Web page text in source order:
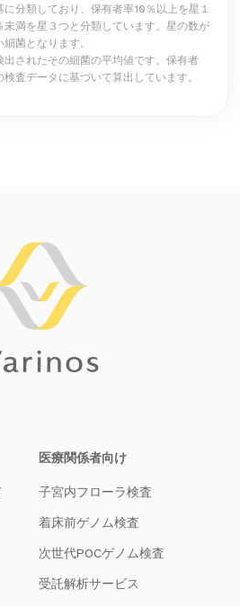
類しており、保有者率10％以上を星１
満を星３つと分類しています。星の数が
菌となります。
されたその細菌の平均値です。保有者
査データに基づいて算出しています。
医療関係者向け
子宮内フローラ検査
着床前ゲノム検査
次世代POCゲノム検査
受託解析サービス